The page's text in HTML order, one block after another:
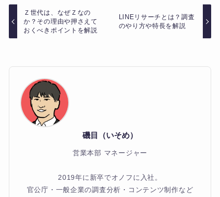
Ｚ世代は、なぜＺなの
か？その理由や押さえて
おくべきポイントを解説
LINEリサーチとは？調査
のやり方や特長を解説
磯目（いそめ）
営業本部 マネージャー
2019年に新卒でオノフに入社。
官公庁・一般企業の調査分析・コンテンツ制作など